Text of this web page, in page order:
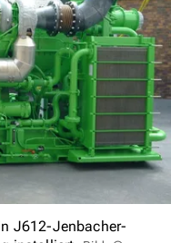
J612-Jenbacher-